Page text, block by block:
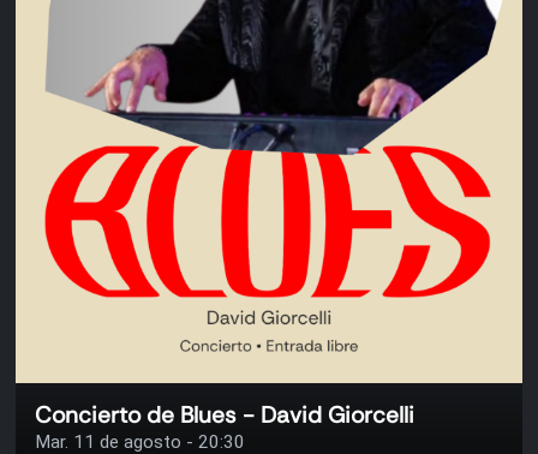
Concierto de Blues - David Giorcelli
Mar. 11 de agosto - 20:30